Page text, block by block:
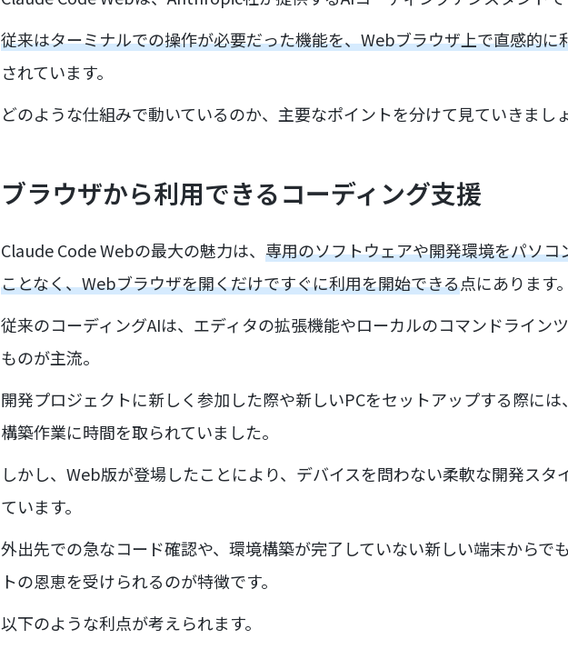
従来はターミナルでの操作が必要だった機能を、Webブラウザ上で直感的に
されています。
どのような仕組みで動いているのか、主要なポイントを分けて見ていきまし
ブラウザから利用できるコーディング支援
Claude Code Webの最大の魅力は、 専用のソフトウェアや開発環境をパソコ
ことなく、Webブラウザを開くだけですぐに利用を開始できる点にあります
従来のコーディングAIは、エディタの拡張機能やローカルのコマンドライン
ものが主流。
開発プロジェクトに新しく参加した際や新しいPCをセットアップする際に
構築作業に時間を取られていました。
しかし、Web版が登場したことにより、デバイスを問わない柔軟な開発スタ
ています。
外出先での急なコード確認や、環境構築が完了していない新しい端末からで
トの恩恵を受けられるのが特徴です。
以下のような利点が考えられます。